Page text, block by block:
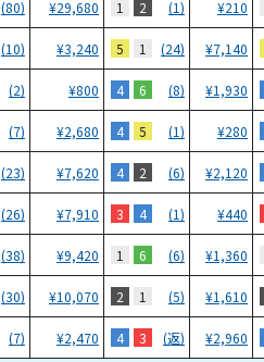
(80) ¥29,680 1 2 (1) ¥210
(10) ¥3,240 5 1 (24) ¥7,140
(2) ¥800 4 6 (8) ¥1,930
(7) ¥2,680 4 5 (1) ¥280
(23) ¥7,620 4 2 (6) ¥2,120
(26) ¥7,910 3 4 (1) ¥440
(38) ¥9,420 1 6 (6) ¥1,360
(30) ¥10,070 2 1 (5) ¥1,610
(7) ¥2,470 4 3 (返) ¥2,960